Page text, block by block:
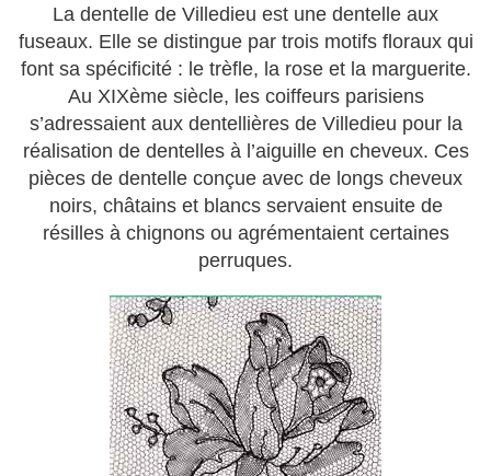
La dentelle de Villedieu est une dentelle aux
fuseaux. Elle se distingue par trois motifs floraux qui
font sa spécificité : le trèfle, la rose et la marguerite.
Au XIXème siècle, les coiffeurs parisiens
s’adressaient aux dentellières de Villedieu pour la
réalisation de dentelles à l’aiguille en cheveux. Ces
pièces de dentelle conçue avec de longs cheveux
noirs, châtains et blancs servaient ensuite de
résilles à chignons ou agrémentaient certaines
perruques.